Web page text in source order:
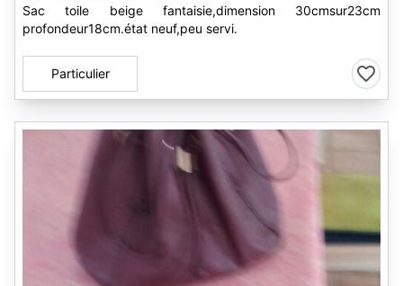
Sac toile beige fantaisie,dimension 30cmsur23cm
profondeur18cm.état neuf,peu servi.
Particulier